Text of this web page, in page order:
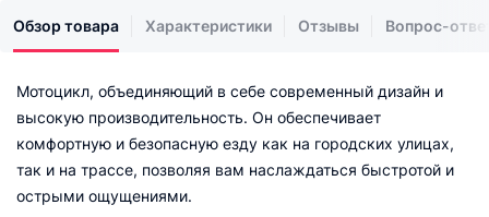
Обзор товара Характеристики Отзывы Вопрос-
Мотоцикл, объединяющий в себе современный дизайн и
высокую производительность. Он обеспечивает
комфортную и безопасную езду как на городских улицах,
так и на трассе, позволяя вам наслаждаться быстротой и
острыми ощущениями.